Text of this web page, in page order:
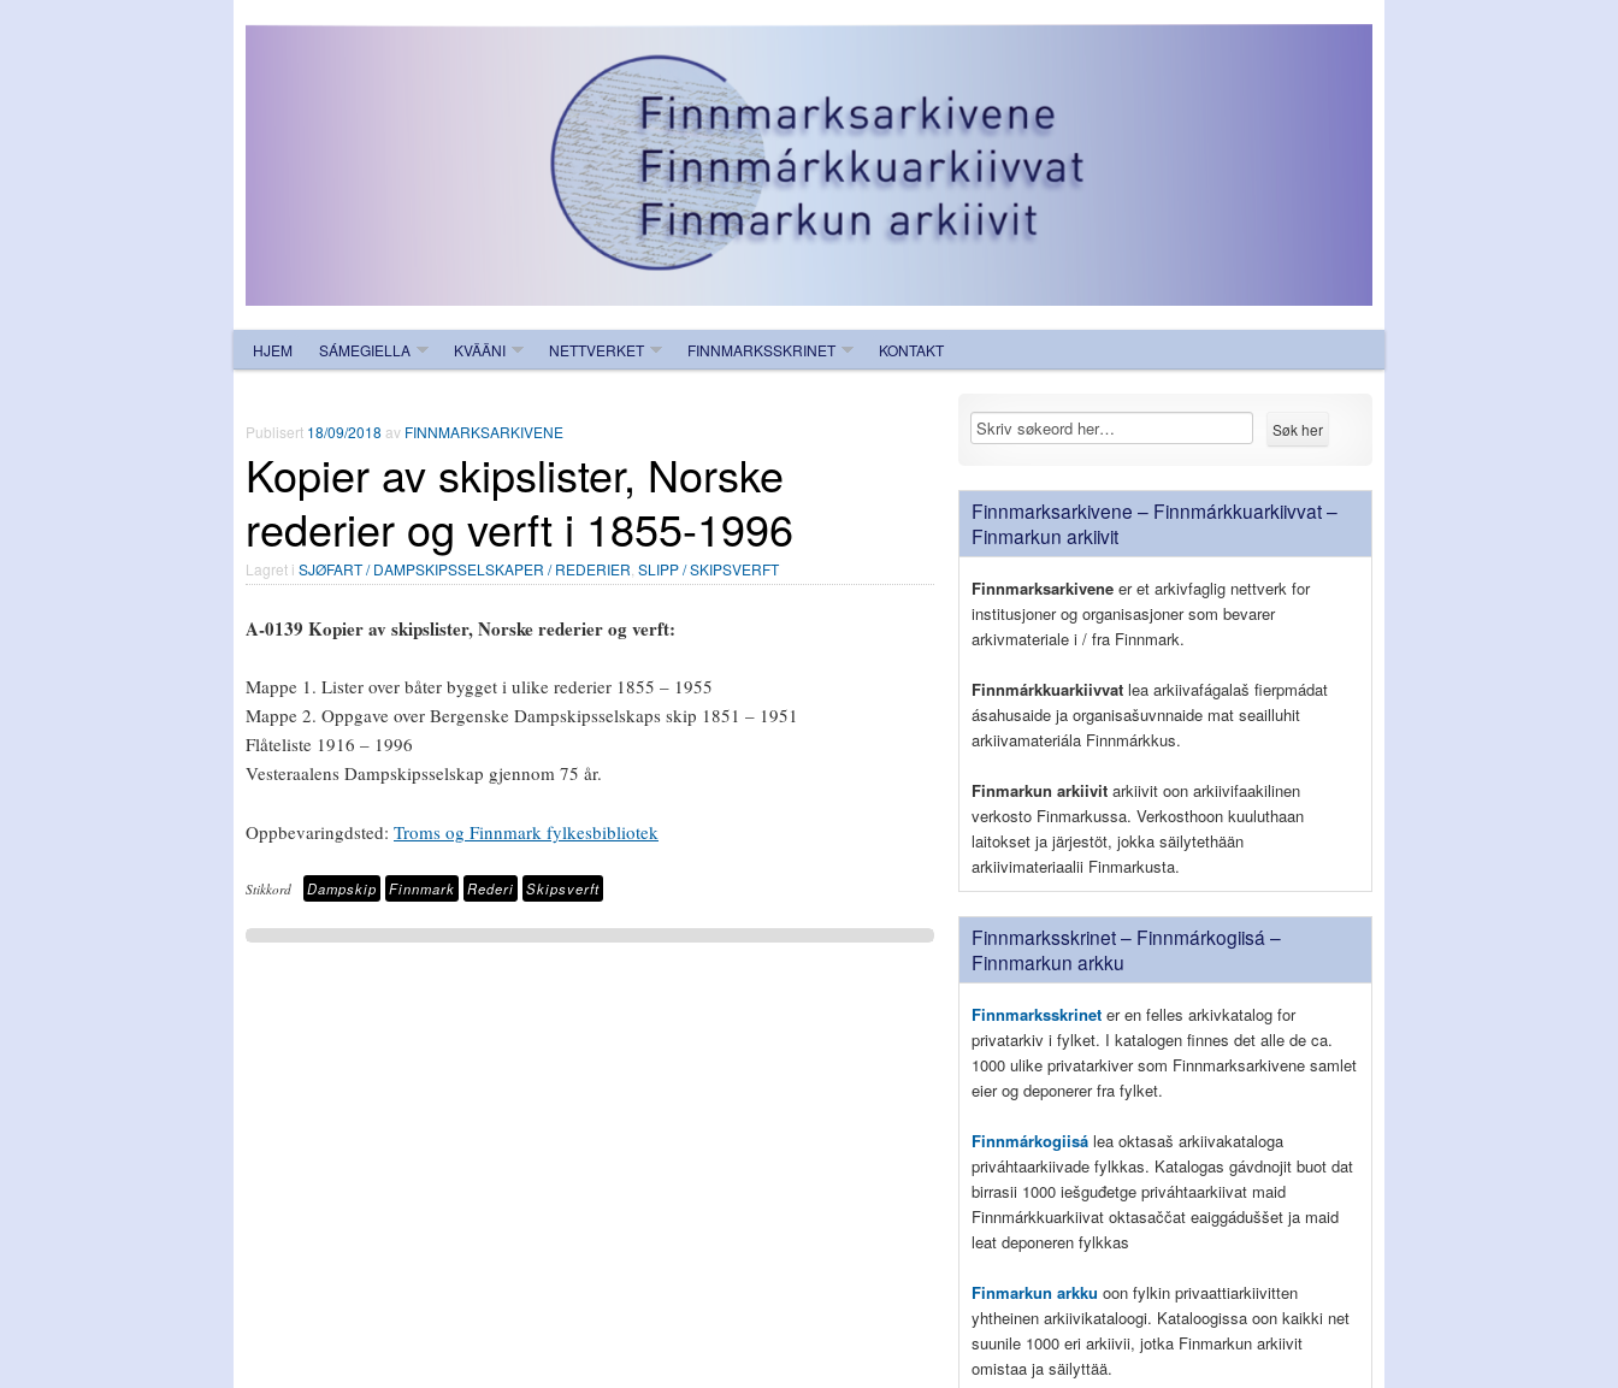
HJEM SÁMEGIELLA KVÄÄNI NETTVERKET FINNMARKSSKRINET KONTAKT
Publisert 18/09/2018 av FINNMARKSARKIVENE
Kopier av skipslister, Norske
rederier og verft i 1855-1996
Lagret i SJØFART / DAMPSKIPSSELSKAPER / REDERIER SLIPP / SKIPSVERFT
A-0139 Kopier av skipslister, Norske rederier og verft:
Mappe 1. Lister over båter bygget i ulike rederier 1855 – 1955
Mappe 2. Oppgave over Bergenske Dampskipsselskaps skip 1851 – 1951
Flåteliste 1916 – 1996
Vesteraalens Dampskipsselskap gjennom 75 år.
Oppbevaringdsted: Troms og Finnmark fylkesbibliotek
Stikkord Dampskip Finnmark Rederi Skipsverft
Finnmarksarkivene – Finnmárkkuarkiivvat –
Finmarkun arkiivit
Finnmarksarkivene er et arkivfaglig nettverk for
institusjoner og organisasjoner som bevarer
arkivmateriale i / fra Finnmark.
Finnmárkkuarkiivvat lea arkiivafágalaš fierpmádat
ásahusaide ja organisašuvnnaide mat seailluhit
arkiivamateriála Finnmárkkus.
Finmarkun arkiivit arkiivit oon arkiivifaakilinen
verkosto Finmarkussa. Verkosthoon kuuluthaan
laitokset ja järjestöt, jokka säilytethään
arkiivimateriaalii Finmarkusta.
Finnmarksskrinet – Finnmárkogiisá –
Finnmarkun arkku
Finnmarksskrinet er en felles arkivkatalog for
privatarkiv i fylket. I katalogen finnes det alle de ca.
1000 ulike privatarkiver som Finnmarksarkivene samlet
eier og deponerer fra fylket.
Finnmárkogiisá lea oktasaš arkiivakataloga
priváhtaarkiivade fylkkas. Katalogas gávdnojit buot dat
birrasii 1000 iešguđetge priváhtaarkiivat maid
Finnmárkkuarkiivat oktasaččat eaiggáduššet ja maid
leat deponeren fylkkas
Finmarkun arkku oon fylkin privaattiarkiivitten
yhtheinen arkiivikataloogi. Kataloogissa oon kaikki net
suunile 1000 eri arkiivii, jotka Finmarkun arkiivit
omistaa ja säilyttää.